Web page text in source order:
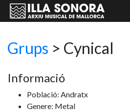
Grups > Cynical
Informació
Població: Andratx
Genere: Metal